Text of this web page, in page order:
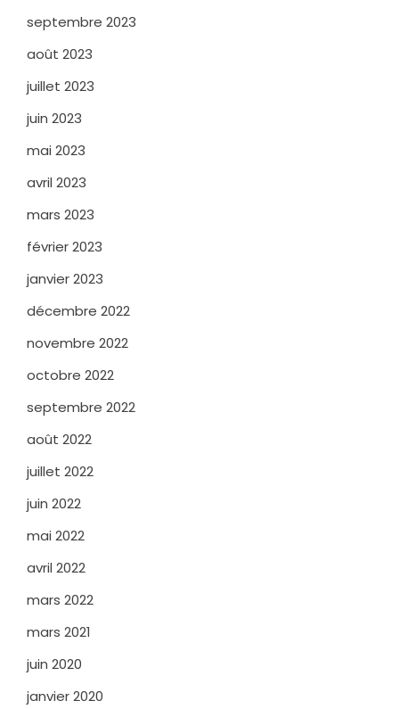
septembre 2023
août 2023
juillet 2023
juin 2023
mai 2023
avril 2023
mars 2023
février 2023
janvier 2023
décembre 2022
novembre 2022
octobre 2022
septembre 2022
août 2022
juillet 2022
juin 2022
mai 2022
avril 2022
mars 2022
mars 2021
juin 2020
janvier 2020